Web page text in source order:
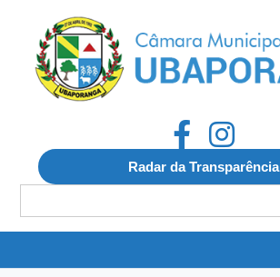
Radar da Transparência
for: